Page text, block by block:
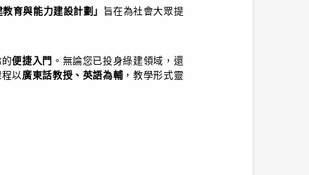
育與能力建設計劃」 旨在為社會大眾提
的便捷入門 。無論您已投身綠建領域，還
以廣東話教授、英語為輔 ，教學形式靈